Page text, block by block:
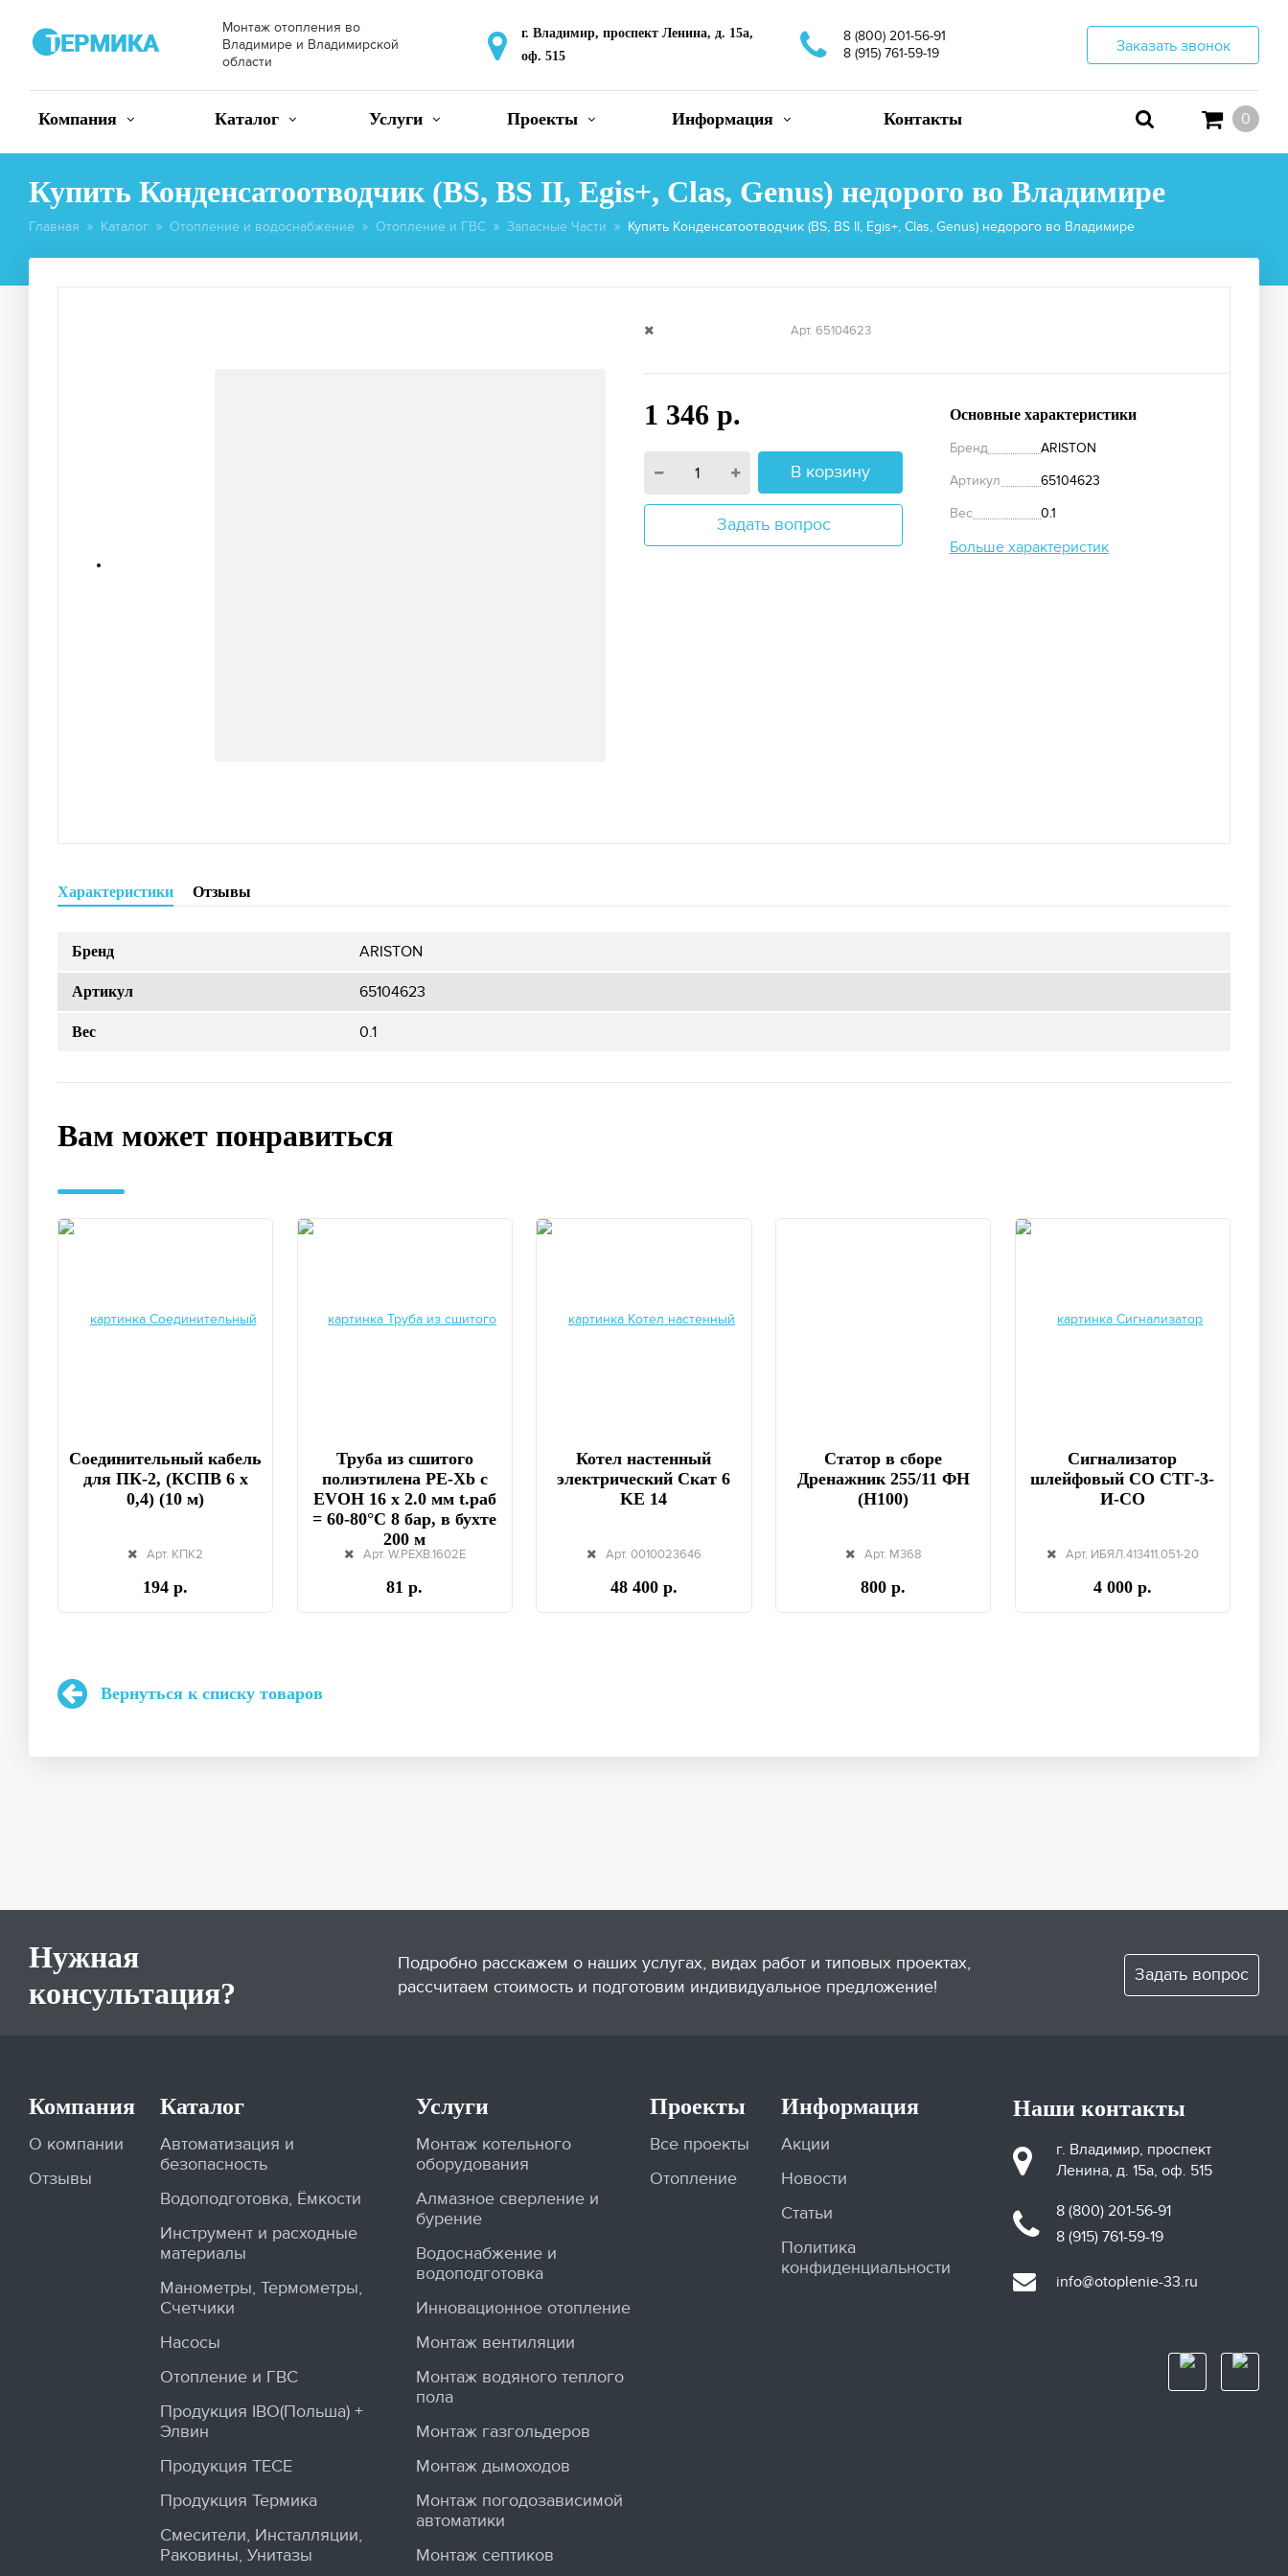
Монтаж отопления во
Владимире и Владимирской
области
г. Владимир, проспект Ленина, д. 15а,
оф. 515
8 (800) 201-56-91
8 (915) 761-59-19
Заказать звонок
Компания Каталог Услуги Проекты Информация Контакты 0
Купить Конденсатоотводчик (BS, BS II, Egis+, Clas, Genus) недорого во Владимире
Главная Каталог Отопление и водоснабжение Отопление и ГВС Запасные Части Купить Конденсатоотводчик (BS, BS II, Egis+, Clas, Genus) недорого во Владимире
Арт. 65104623
1 346 р.
В корзину
Задать вопрос
Основные характеристики
Бренд
ARISTON
Артикул
65104623
Вес
0.1
Больше характеристик
Характеристики Отзывы
Бренд ARISTON
Артикул 65104623
Вес 0.1
Вам может понравиться
Соединительный кабель
для ПК-2, (КСПВ 6 х
0,4) (10 м)
Арт. КПК2
194 р.
Труба из сшитого
полиэтилена PE-Xb с
EVOH 16 x 2.0 мм t.раб
= 60-80°C 8 бар, в бухте
200 м
Арт. W.PEXB.1602E
81 р.
Котел настенный
электрический Скат 6
KE 14
Арт. 0010023646
48 400 р.
Статор в сборе
Дренажник 255/11 ФН
(Н100)
Арт. М368
800 р.
Сигнализатор
шлейфовый СО СТГ-3-
И-СО
Арт. ИБЯЛ.413411.051-20
4 000 р.
Вернуться к списку товаров
Нужная
консультация?
Подробно расскажем о наших услугах, видах работ и типовых проектах,
рассчитаем стоимость и подготовим индивидуальное предложение!
Задать вопрос
Компания
О компании
Отзывы
Каталог
Автоматизация и
безопасность
Водоподготовка, Ёмкости
Инструмент и расходные
материалы
Манометры, Термометры,
Счетчики
Насосы
Отопление и ГВС
Продукция IBO(Польша) +
Элвин
Продукция TECE
Продукция Термика
Смесители, Инсталляции,
Раковины, Унитазы
Услуги
Монтаж котельного
оборудования
Алмазное сверление и
бурение
Водоснабжение и
водоподготовка
Инновационное отопление
Монтаж вентиляции
Монтаж водяного теплого
пола
Монтаж газгольдеров
Монтаж дымоходов
Монтаж погодозависимой
автоматики
Монтаж септиков
Проекты
Все проекты
Отопление
Информация
Акции
Новости
Статьи
Политика
конфиденциальности
Наши контакты
г. Владимир, проспект
Ленина, д. 15а, оф. 515
8 (800) 201-56-91
8 (915) 761-59-19
info@otoplenie-33.ru